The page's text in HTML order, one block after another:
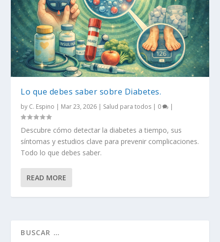
Lo que debes saber sobre Diabetes.
by C. Espino | Mar 23, 2026 | Salud para todos | 0 |
Descubre cómo detectar la diabetes a tiempo, sus
síntomas y estudios clave para prevenir complicaciones.
Todo lo que debes saber.
READ MORE